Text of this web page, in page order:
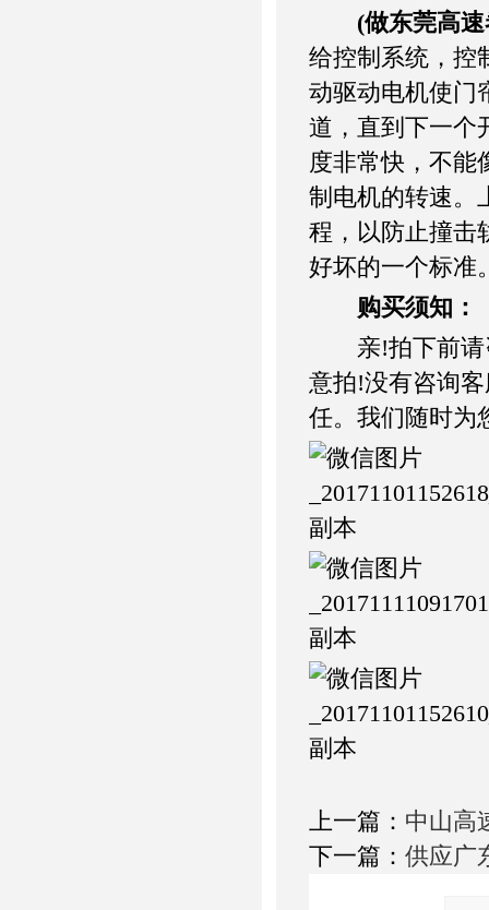
(做东莞高
给控制系统，控
动驱动电机使门
道，直到下一个
度非常快，不能
制电机的转速。
程，以防止撞击
好坏的一个标准
购买须知：
亲!拍下前请
意拍!没有咨询
任。我们随时为
上一篇： 中山高
下一篇： 供应广